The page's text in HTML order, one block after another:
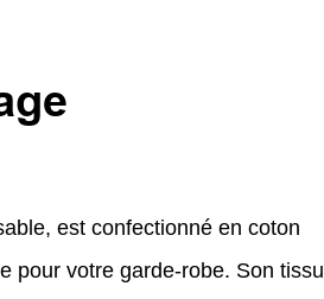
est confectionné en coton
pour votre garde-robe. Son tissu